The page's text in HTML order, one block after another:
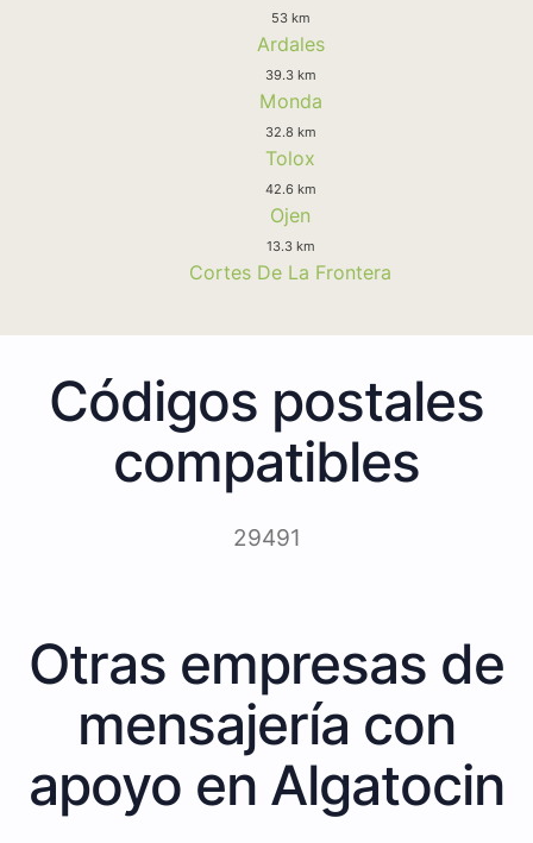
53 km
Ardales
39.3 km
Monda
32.8 km
Tolox
42.6 km
Ojen
13.3 km
Cortes De La Frontera
Códigos postales
compatibles
29491
Otras empresas de
mensajería con
apoyo en Algatocin